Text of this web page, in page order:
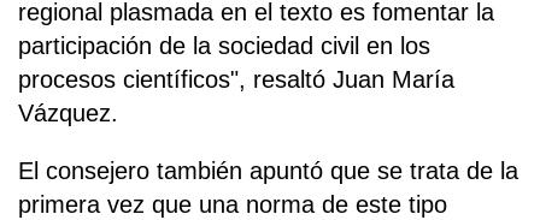
regional plasmada en el texto es fomentar la
participación de la sociedad civil en los
procesos científicos", resaltó Juan María
Vázquez.
El consejero también apuntó que se trata de la
primera vez que una norma de este tipo